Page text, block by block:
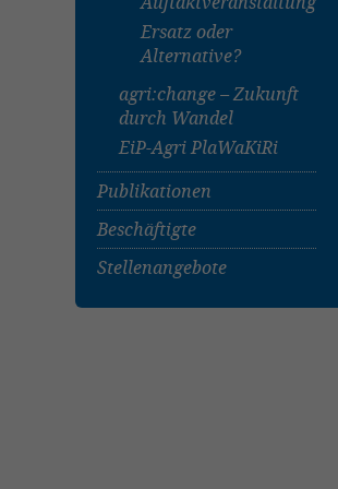
Kooperationen
Productive Insects‘
Health and Welfare
(INPIHW)
Tiho-Insektarium
Ersatz oder
Alternative?
agri:change – Zukunft
durch Wandel
EiP-Agri PlaWaKiRi
Publikationen
Beschäftigte
Stellenangebote